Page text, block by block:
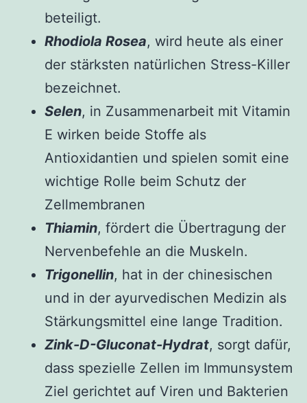
beteiligt.
Rhodiola Rosea, wird heute als einer
der stärksten natürlichen Stress-Killer
bezeichnet.
Selen, in Zusammenarbeit mit Vitamin
E wirken beide Stoffe als
Antioxidantien und spielen somit eine
wichtige Rolle beim Schutz der
Zellmembranen
Thiamin, fördert die Übertragung der
Nervenbefehle an die Muskeln.
Trigonellin, hat in der chinesischen
und in der ayurvedischen Medizin als
Stärkungsmittel eine lange Tradition.
Zink-D-Gluconat-Hydrat, sorgt dafür,
dass spezielle Zellen im Immunsystem
Ziel gerichtet auf Viren und Bakterien